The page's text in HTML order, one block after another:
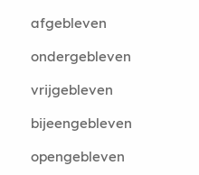
afgebleven
ondergebleven
vrijgebleven
bijeengebleven
opengebleven